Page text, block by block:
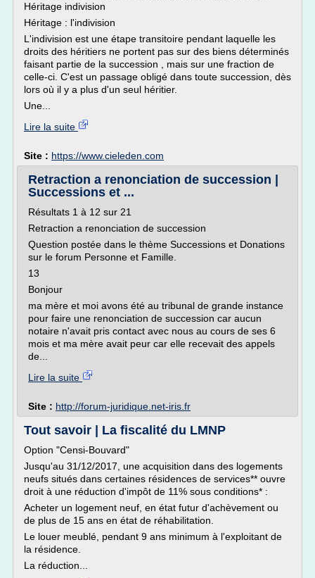
Héritage indivision
Héritage : l'indivision
L'indivision est une étape transitoire pendant laquelle les
droits des héritiers ne portent pas sur des biens déterminés
faisant partie de la succession , mais sur une fraction de
celle-ci. C'est un passage obligé dans toute succession, dès
lors où il y a plus d'un seul héritier.
Une...
Lire la suite
Site : https://www.cieleden.com
Retraction a renonciation de succession |
Successions et ...
Résultats 1 à 12 sur 21
Retraction a renonciation de succession
Question postée dans le thème Successions et Donations
sur le forum Personne et Famille.
13
Bonjour
ma mère et moi avons été au tribunal de grande instance
pour faire une renonciation de succession car aucun
notaire n'avait pris contact avec nous au cours de ses 6
mois et ma mère avait peur car elle recevait des appels
de...
Lire la suite
Site : http://forum-juridique.net-iris.fr
Tout savoir | La fiscalité du LMNP
Option "Censi-Bouvard"
Jusqu'au 31/12/2017, une acquisition dans des logements
neufs situés dans certaines résidences de services** ouvre
droit à une réduction d'impôt de 11% sous conditions* :
Acheter un logement neuf, en état futur d'achèvement ou
de plus de 15 ans en état de réhabilitation.
Le louer meublé, pendant 9 ans minimum à l'exploitant de
la résidence.
La réduction...